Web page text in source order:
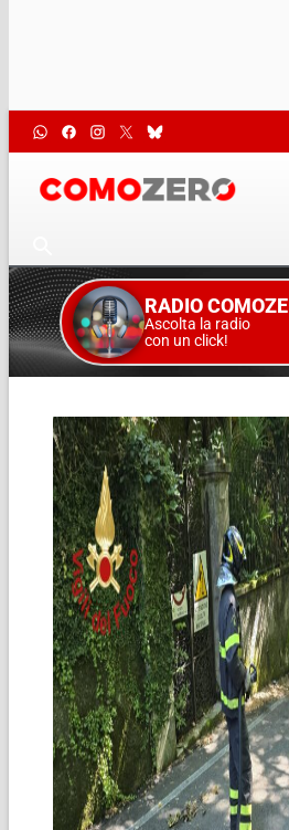
RADIO
Ascolta la radio
con un click!